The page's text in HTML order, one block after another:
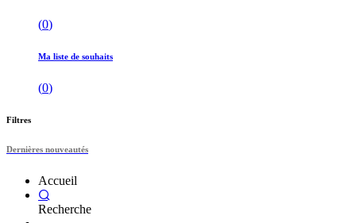
(0)
Ma liste de souhaits
(0)
Filtres
Dernières nouveautés
Accueil
Recherche